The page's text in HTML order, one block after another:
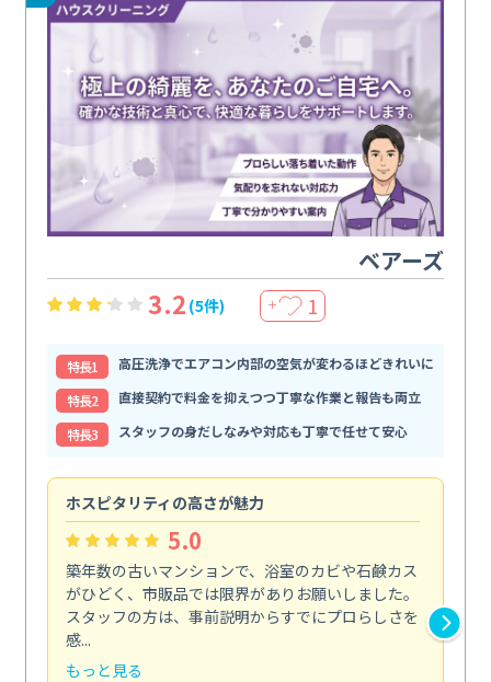
ベアーズ
3.2 (5件) ＋ 1
特⻑1
高圧洗浄でエアコン内部の空気が変わるほどきれいに
特⻑2
直接契約で料金を抑えつつ丁寧な作業と報告も両立
特⻑3
スタッフの身だしなみや対応も丁寧で任せて安心
ホスピタリティの高さが魅力
5.0
築年数の古いマンションで、浴室のカビや石鹸カス
がひどく、市販品では限界がありお願いしました。
スタッフの方は、事前説明からすでにプロらしさを
感...
もっと見る